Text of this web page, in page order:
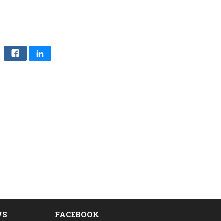
FACEBOOK